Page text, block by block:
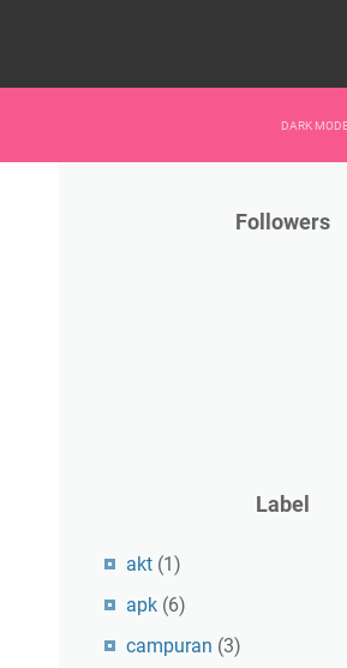
Followers
Label
akt (1)
apk (6)
campuran (3)